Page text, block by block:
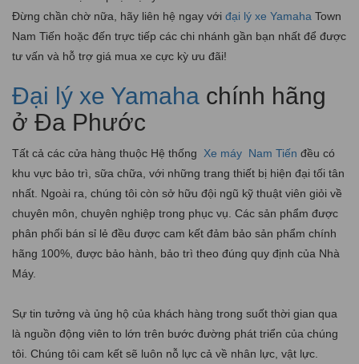
Đừng chần chờ nữa, hãy liên hệ ngay với đại lý xe Yamaha Town
Nam Tiến hoặc đến trực tiếp các chi nhánh gần bạn nhất để được
tư vấn và hỗ trợ giá mua xe cực kỳ ưu đãi!
Đại lý xe Yamaha chính hãng
ở Đa Phước
Tất cả các cửa hàng thuộc Hệ thống Xe máy Nam Tiến đều có
khu vực bảo trì, sữa chữa, với những trang thiết bị hiện đại tối tân
nhất. Ngoài ra, chúng tôi còn sở hữu đội ngũ kỹ thuật viên giỏi về
chuyên môn, chuyên nghiệp trong phục vụ. Các sản phẩm được
phân phối bán sỉ lẻ đều được cam kết đảm bảo sản phẩm chính
hãng 100%, được bảo hành, bảo trì theo đúng quy định của Nhà
Máy.
Sự tin tưởng và ủng hộ của khách hàng trong suốt thời gian qua
là nguồn động viên to lớn trên bước đường phát triển của chúng
tôi. Chúng tôi cam kết sẽ luôn nỗ lực cả về nhân lực, vật lực.